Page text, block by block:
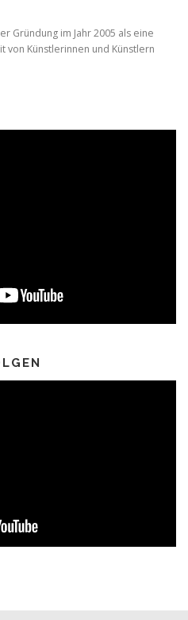
Gründung im Jahr 2005 als eine
Künstlerinnen und Künstlern